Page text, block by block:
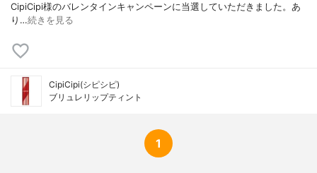
CipiCipi様のバレンタインキャンペーンに当選していただきました。あ
り…続きを見る
CipiCipi(シピシピ)
ブリュレリップティント
1